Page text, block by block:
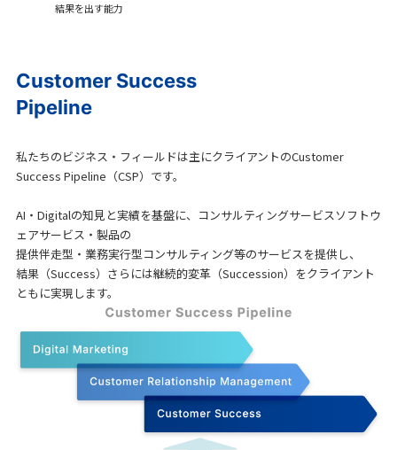
結果を出す能力
Customer Success
Pipeline
私たちのビジネス・フィールドは主にクライアントのCustomer
Success Pipeline（CSP）です。
AI・Digitalの知見と実績を基盤に、コンサルティングサービスソフトウ
ェアサービス・製品の
提供伴走型・業務実行型コンサルティング等のサービスを提供し、
結果（Success）さらには継続的変革（Succession）をクライアント
ともに実現します。